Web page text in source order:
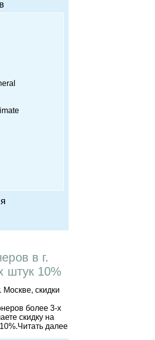
в г.
штук 10%
более 3-х
скидку на
Читать далее